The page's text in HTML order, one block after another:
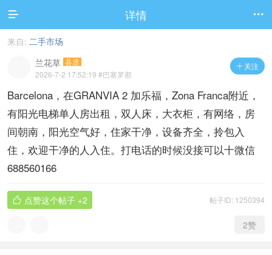
 详情 
来自: 二手市场
 关注
兰花草 县丞
2026-7-2 17:52:19 #巴塞罗那
Barcelona，在GRANVIA 2 加乐福，Zona Franca附近，
有阳光电梯单人房出租，双人床，大衣柜，有网络，房
间朝南，阳光空气好，住家干净，设备齐全，拎包入
住，欢迎干净的人入住。打电话的时候没接可以十微信
688560166
帖子ID: 1250394
 点赞这个帖子 +2
2赞